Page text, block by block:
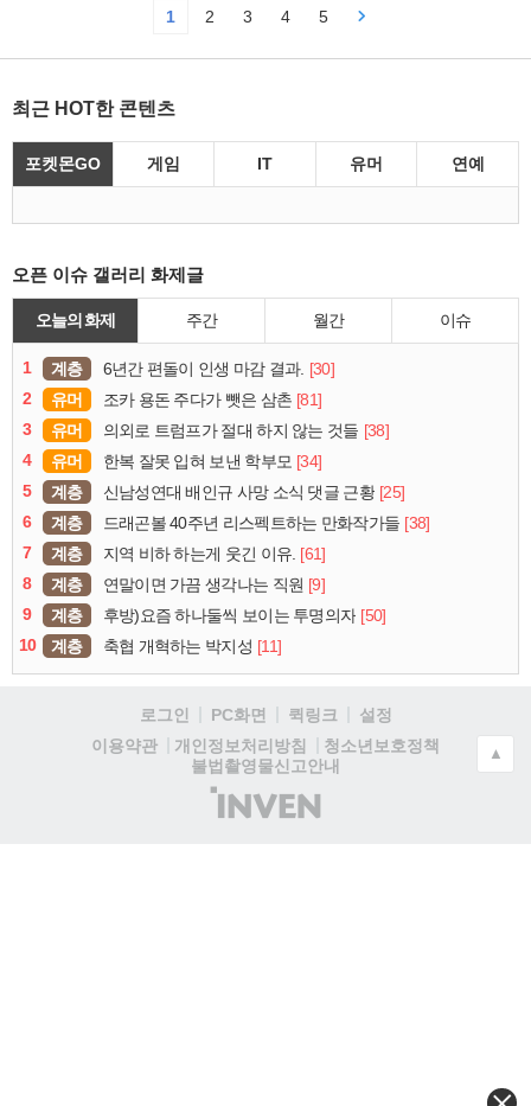
1 2 3 4 5
최근 HOT한 콘텐츠
포켓몬GO 게임 IT 유머 연예
오픈 이슈 갤러리 화제글
오늘의 화제 주간 월간 이슈
1 계층 6년간 편돌이 인생 마감 결과. [30]
2
유머 조카 용돈 주다가 뺏은 삼촌 [81]
3
유머 의외로 트럼프가 절대 하지 않는 것들 [38]
4
유머 한복 잘못 입혀 보낸 학부모 [34]
5
계층 신남성연대 배인규 사망 소식 댓글 근황 [25]
6
계층 드래곤볼 40주년 리스펙트하는 만화작가들 [38]
7
계층 지역 비하 하는게 웃긴 이유. [61]
8
계층 연말이면 가끔 생각나는 직원 [9]
9
계층 후방)요즘 하나둘씩 보이는 투명의자 [50]
10
계층 축협 개혁하는 박지성 [11]
로그인 PC화면 퀵링크
설정
이용약관
개인정보처리방침
청소년보호정책
불법촬영물신고안내
(주)
인
▲